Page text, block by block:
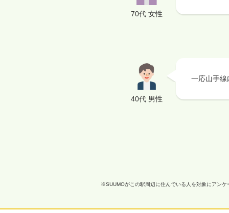
70代 女性
40代 男性
一応山手線
※SUUMOがこの駅周辺に住んでいる人を対象にアンケ